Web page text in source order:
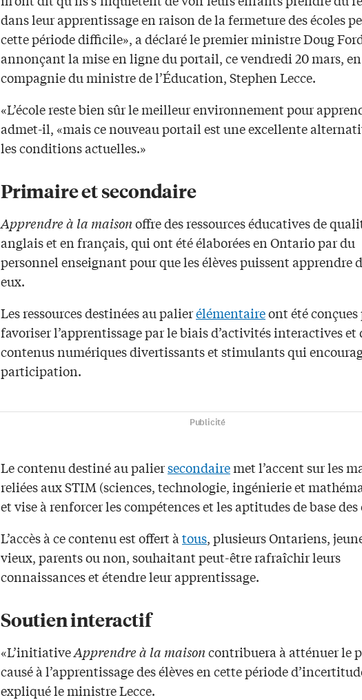
dans leur apprentissage en raison de la fermeture des écoles
cette période difficile», a déclaré le premier ministre Doug
annonçant la mise en ligne du portail, ce vendredi 20 mars, en
compagnie du ministre de l’Éducation, Stephen Lecce.
«L’école reste bien sûr le meilleur environnement pour
admet-il, «mais ce nouveau portail est une excellente
les conditions actuelles.»
Primaire et secondaire
Apprendre à la maisonoffre des ressources éducatives de
anglais et en français, qui ont été élaborées en Ontario par du
personnel enseignant pour que les élèves puissent apprendre
eux.
Les ressources destinées au palierélémentaireont été
favoriser l’apprentissage par le biais d’activités interactives et
contenus numériques divertissants et stimulants qui
participation.
Publicité
Le contenu destiné au paliersecondairemet l’accent sur les
reliées aux STIM (sciences, technologie, ingénierie et
et vise à renforcer les compétences et les aptitudes de base des
L’accès à ce contenu est offert à tous, plusieurs Ontariens,
vieux, parents ou non, souhaitant peut-être rafraîchir leurs
connaissances et étendre leur apprentissage.
Soutien interactif
«L’initiativeApprendre à la maisoncontribuera à atténuer le
causé à l’apprentissage des élèves en cette période
expliqué le ministre Lecce.